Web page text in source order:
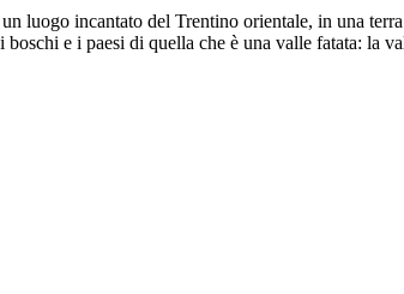
luogo incantato del Trentino orientale, in una
e i paesi di quella che è una valle fatata: la